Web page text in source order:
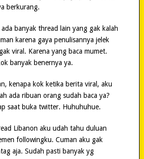
berkurang.
banyak thread lain yang gak kalah
karena gaya penulisannya jelek
viral. Karena yang baca mumet.
banyak benernya ya.
kenapa kok ketika berita viral, aku
ada ribuan orang sudah baca ya?
saat buka twitter. Huhuhuhue.
Libanon aku udah tahu duluan
followingku. Cuman aku gak
aja. Sudah pasti banyak yg